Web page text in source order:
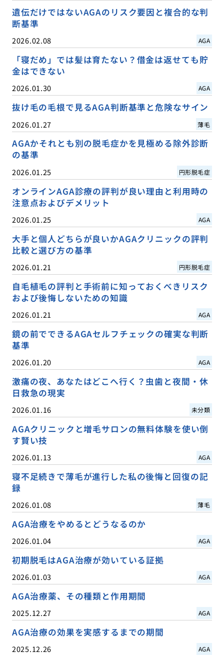
遺伝だけではないAGAのリスク要因と複合的な判
断基準
2026.02.08 AGA
「寝だめ」では髪は育たない？借金は返せても貯
金はできない
2026.01.30 AGA
抜け毛の毛根で見るAGA判断基準と危険なサイン
2026.01.27 薄毛
AGAかそれとも別の脱毛症かを見極める除外診断
の基準
2026.01.25 円形脱毛症
オンラインAGA診療の評判が良い理由と利用時の
注意点およびデメリット
2026.01.25 AGA
大手と個人どちらが良いかAGAクリニックの評判
比較と選び方の基準
2026.01.21 円形脱毛症
自毛植毛の評判と手術前に知っておくべきリスク
および後悔しないための知識
2026.01.21 AGA
鏡の前でできるAGAセルフチェックの確実な判断
基準
2026.01.20 AGA
激痛の夜、あなたはどこへ行く？虫歯と夜間・休
日救急の現実
2026.01.16 未分類
AGAクリニックと増毛サロンの無料体験を使い倒
す賢い技
2026.01.13 AGA
寝不足続きで薄毛が進行した私の後悔と回復の記
録
2026.01.08 薄毛
AGA治療をやめるとどうなるのか
2026.01.04 AGA
初期脱毛はAGA治療が効いている証拠
2026.01.03 AGA
AGA治療薬、その種類と作用期間
2025.12.27 AGA
AGA治療の効果を実感するまでの期間
2025.12.26 AGA